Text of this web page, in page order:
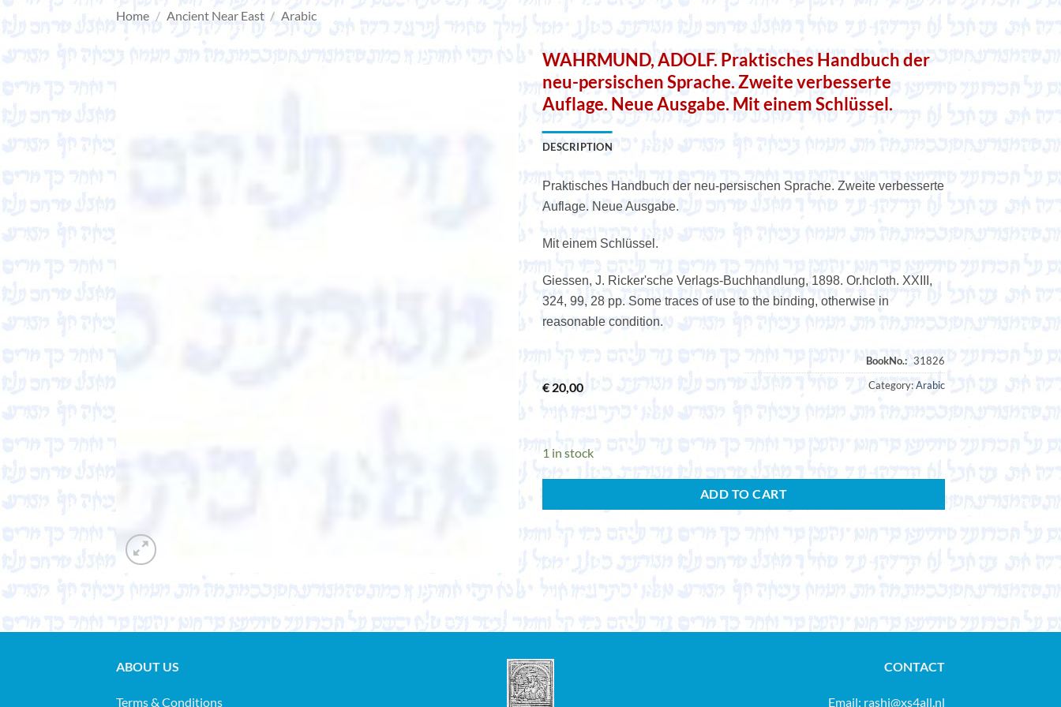
Home / Ancient Near East / Arabic
WAHRMUND, ADOLF. Praktisches Handbuch der
neu-persischen Sprache. Zweite verbesserte
Auflage. Neue Ausgabe. Mit einem Schlüssel.
DESCRIPTION
Praktisches Handbuch der neu-persischen Sprache. Zweite verbesserte
Auflage. Neue Ausgabe.
Mit einem Schlüssel.
Giessen, J. Ricker'sche Verlags-Buchhandlung, 1898. Or.hcloth. XXIII,
324, 99, 28 pp. Some traces of use to the binding, otherwise in
reasonable condition.
€ 20,00 Category:Arabic
1 in stock
ADD TO CART
ABOUT US
Terms & Conditions
CONTACT
Email: rashi@xs4all.nl